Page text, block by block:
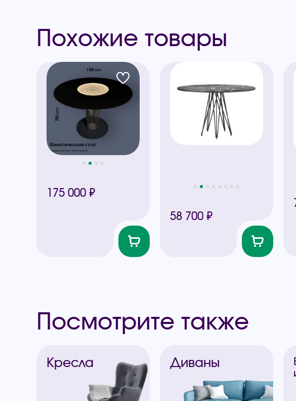
Похожие товары
175 000 ₽
58 700 ₽
Посмотрите также
Кресла Диваны